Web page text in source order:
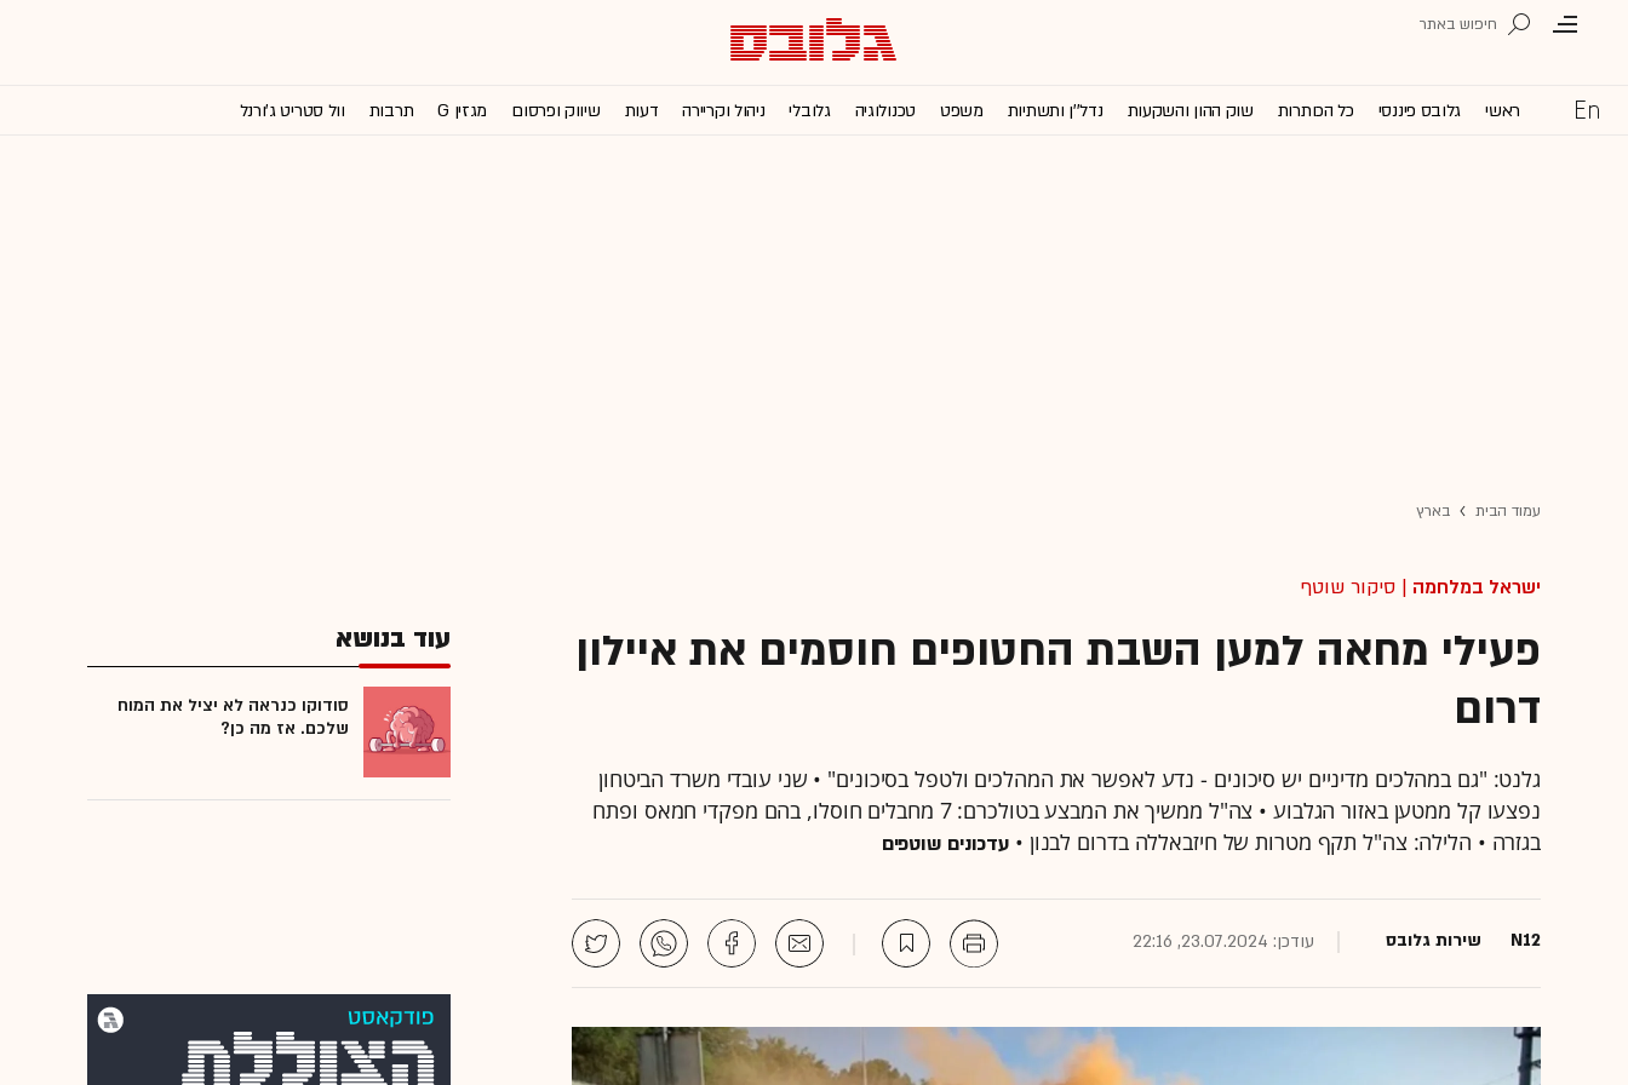
ראשי גלובס פיננסי כל הכותרות שוק ההון והשקעות נדל''ן ותשתיות משפט טכנולוגיה גלובלי ניהול וקריירה דעות שיווק ופרסום מגזין G תרבות וול סטריט ג'ורנל
עמוד הבית בארץ
ישראל במלחמה | סיקור שוטף
פעילי מחאה למען השבת החטופים חוסמים את איילון
דרום
גלנט: "גם במהלכים מדיניים יש סיכונים - נדע לאפשר את המהלכים ולטפל בסיכונים" • שני עובדי משרד הביטחון
נפצעו קל ממטען באזור הגלבוע • צה"ל ממשיך את המבצע בטולכרם: 7 מחבלים חוסלו, בהם מפקדי חמאס ופתח
בגזרה • הלילה: צה"ל תקף מטרות של חיזבאללה בדרום לבנון • עדכונים שוטפים
N12 שירות גלובס עודכן: 23.07.2024, 22:16
עוד בנושא
סודוקו כנראה לא יציל את המוח
שלכם. אז מה כן?